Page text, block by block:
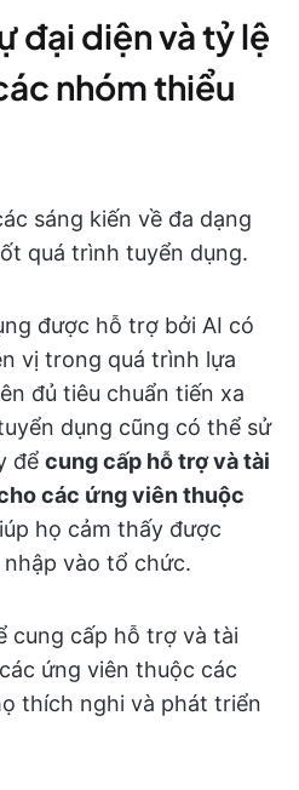
đại diện và tỷ lệ
nhóm thiểu
sáng kiến về đa dạng
quá trình tuyển dụng.
được hỗ trợ bởi AI có
vị trong quá trình lựa
đủ tiêu chuẩn tiến xa
dụng cũng có thể sử
để cung cấp hỗ trợ và tài
các ứng viên thuộc
họ cảm thấy được
vào tổ chức.
cung cấp hỗ trợ và tài
ứng viên thuộc các
thích nghi và phát triển